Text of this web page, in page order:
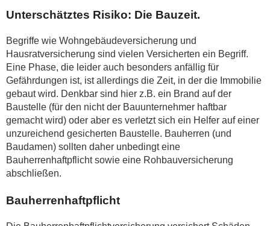
Unterschätztes Risiko: Die Bauzeit.
Begriffe wie Wohngebäudeversicherung und
Hausratversicherung sind vielen Versicherten ein Begriff.
Eine Phase, die leider auch besonders anfällig für
Gefährdungen ist, ist allerdings die Zeit, in der die Immobilie
gebaut wird. Denkbar sind hier z.B. ein Brand auf der
Baustelle (für den nicht der Bauunternehmer haftbar
gemacht wird) oder aber es verletzt sich ein Helfer auf einer
unzureichend gesicherten Baustelle. Bauherren (und
Baudamen) sollten daher unbedingt eine
Bauherrenhaftpflicht sowie eine Rohbauversicherung
abschließen.
Bauherrenhaftpflicht